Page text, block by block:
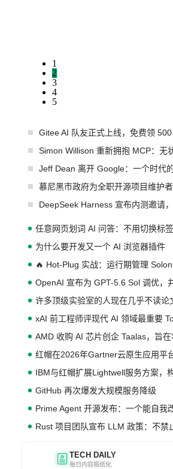
1
2
3
4
5
Gitee AI 队友正式上线，免费领
Simon Willison 重新拥抱 MCP：无
Jeff Dean 离开 Google：一个时代
慕尼黑市政府为全职开源项目维护
DeepSeek Harness 宣布内测邀请
任意网页划词 AI 问答：不用切换标
为什么要开发又一个 AI 浏览器插件
🔥 Hot-Plug 实战：运行期管理
OpenAI 宣布为 GPT-5.6 Sol 调优，
许多顶级实验室的人现在几乎不读论
xAI 前工程师评现代 AI 领域最重要
AMD 收购 AI 芯片创企 Taalas，旨
红帽在2026年Gartner云原生应用平
IBM与红帽扩展Lightwell服务方案，
GitHub 再次爆发大规模服务降级
Prime Agent 开源发布：一个能自我
Rust 项目团队宣布 LLM 政策：不
TECH DAILY
每日内容报纸化